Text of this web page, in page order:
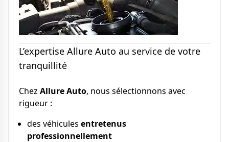
L’expertise Allure Auto au service de votre
tranquillité
Chez Allure Auto, nous sélectionnons avec
rigueur :
des véhicules entretenus
professionnellement